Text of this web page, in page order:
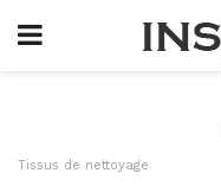
Tissus de nettoyage